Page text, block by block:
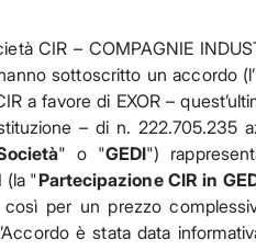
CIR – COMPAGNIE
sottoscritto un accordo
a favore di EXOR –
– di n. 222.705.235
" o "GEDI")
(la "Partecipazione CIR in
per un prezzo
è stata data